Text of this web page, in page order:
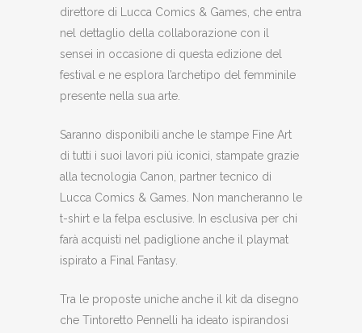
direttore di Lucca Comics & Games, che entra
nel dettaglio della collaborazione con il
sensei in occasione di questa edizione del
festival e ne esplora l’archetipo del femminile
presente nella sua arte.
Saranno disponibili anche le stampe Fine Art
di tutti i suoi lavori più iconici, stampate grazie
alla tecnologia Canon, partner tecnico di
Lucca Comics & Games. Non mancheranno le
t-shirt e la felpa esclusive. In esclusiva per chi
farà acquisti nel padiglione anche il playmat
ispirato a Final Fantasy.
Tra le proposte uniche anche il kit da disegno
che Tintoretto Pennelli ha ideato ispirandosi